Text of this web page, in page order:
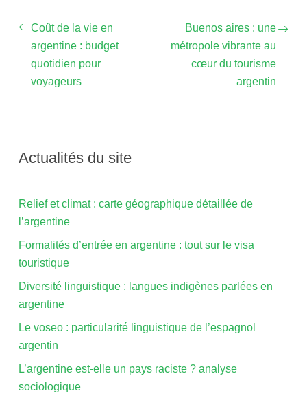
Coût de la vie en
argentine : budget
quotidien pour
voyageurs
Buenos aires : une
métropole vibrante au
cœur du tourisme
argentin
Actualités du site
Relief et climat : carte géographique détaillée de
l’argentine
Formalités d’entrée en argentine : tout sur le visa
touristique
Diversité linguistique : langues indigènes parlées en
argentine
Le voseo : particularité linguistique de l’espagnol
argentin
L’argentine est-elle un pays raciste ? analyse
sociologique